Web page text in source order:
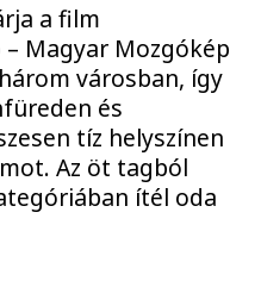
a film
Magyar Mozgókép
városban, így
és
tíz helyszínen
Az öt tagból
ítél oda